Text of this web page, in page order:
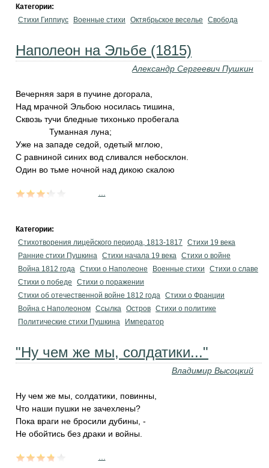
Категории:
Стихи Гиппиус
Военные стихи Октябрьское веселье Свобода
Наполеон на Эльбе (1815)
Александр Сергеевич Пушкин
Вечерняя заря в пучине догорала,
Над мрачной Эльбою носилась тишина,
Сквозь тучи бледные тихонько пробегала
Туманная луна;
Уже на западе седой, одетый мглою,
С равниной синих вод сливался небосклон.
Один во тьме ночной над дикою скалою
Категории:
Стихотворения лицейского периода, 1813-1817
Стихи 19 века
Ранние стихи Пушкина Cтихи начала 19 века Стихи о войне
Война 1812 года Стихи о Наполеоне Военные стихи
Стихи о славе
Стихи о победе
Стихи о поражении
Стихи об отечественной войне 1812 года Стихи о Франции
Война с Наполеоном Ссылка Остров Стихи о политике
Политические стихи Пушкина
Император
"Ну чем же мы, солдатики..."
Владимир Высоцкий
Ну чем же мы, солдатики, повинны,
Что наши пушки не зачехлены?
Пока враги не бросили дубины, -
Не обойтись без драки и войны.